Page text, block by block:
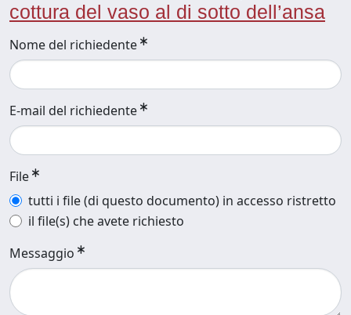
cottura del vaso al di sotto dell’ansa
Nome del richiedente
E-mail del richiedente
File
tutti i file (di questo documento) in accesso ristretto
il file(s) che avete richiesto
Messaggio